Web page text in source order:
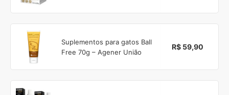
Suplementos para gatos Ball
Free 70g – Agener União
R$ 59,90